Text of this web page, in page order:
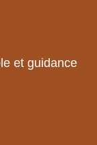
et guidance